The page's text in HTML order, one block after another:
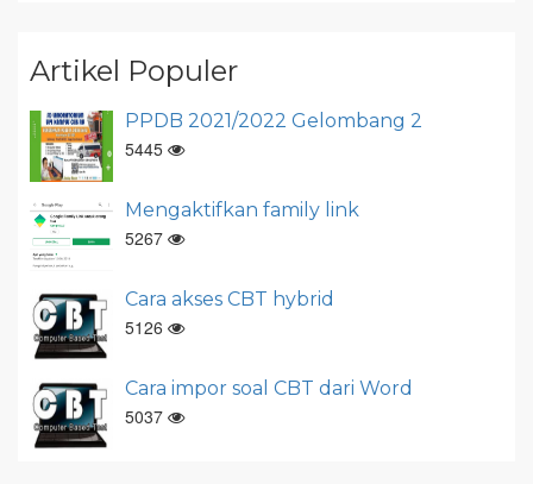
Artikel Populer
PPDB 2021/2022 Gelombang 2
5445
Mengaktifkan family link
5267
Cara akses CBT hybrid
5126
Cara impor soal CBT dari Word
5037